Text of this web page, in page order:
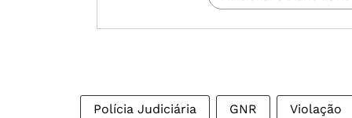
Polícia Judiciária GNR Violação